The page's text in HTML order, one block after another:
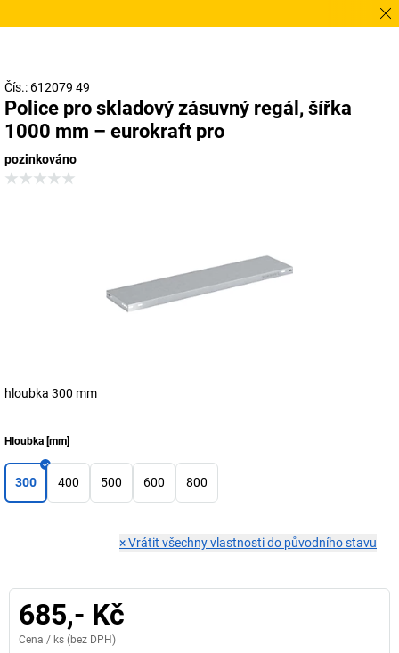
Čís.: 612079 49
Police pro skladový zásuvný regál, šířka
1000 mm – eurokraft pro
pozinkováno
hloubka 300 mm
Hloubka [mm]
300 400 500 600 800
×Vrátit všechny vlastnosti do původního stavu
685,- Kč
Cena / ks (bez DPH)